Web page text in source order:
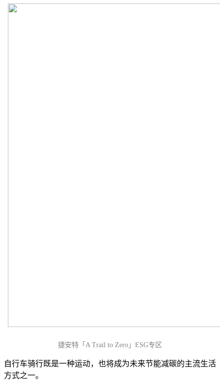
捷安特「A Trail to Zero」ESG专区
自行车骑行既是一种运动，也将成为未来节能减碳的主流生活
方式之一。